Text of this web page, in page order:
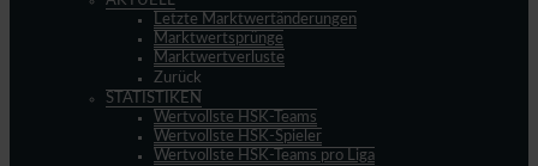
Letzte Marktwertänderungen
Marktwertsprünge
Marktwertverluste
Zurück
STATISTIKEN
Wertvollste HSK-Teams
Wertvollste HSK-Spieler
Wertvollste HSK-Teams pro Liga